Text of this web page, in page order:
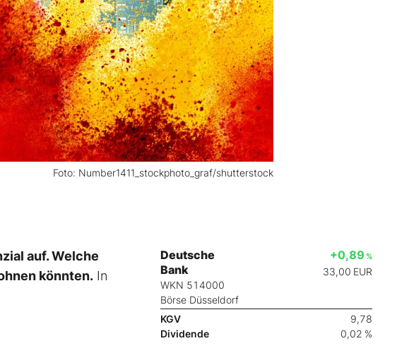
Foto: Number1411_stockphoto_graf/shutterstock
auf. Welche
könnten. In
Deutsche
Bank
WKN 514000
Börse Düsseldorf
+0,89 %
33,00 EUR
KGV
9,78
Dividende
0,02 %